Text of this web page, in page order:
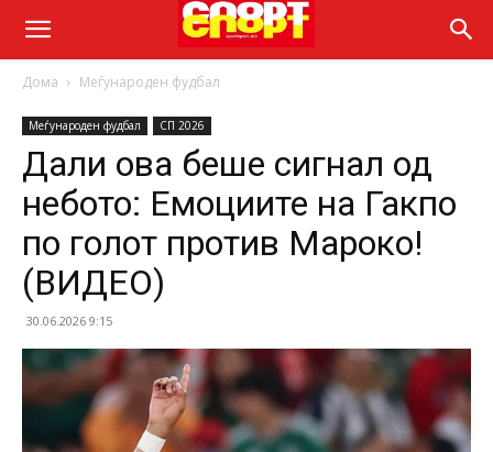
Дома Меѓународен фудбал
Меѓународен фудбал СП 2026
Дали ова беше сигнал од
небото: Емоциите на Гакпо
по голот против Мароко!
(ВИДЕО)
30.06.2026 9:15